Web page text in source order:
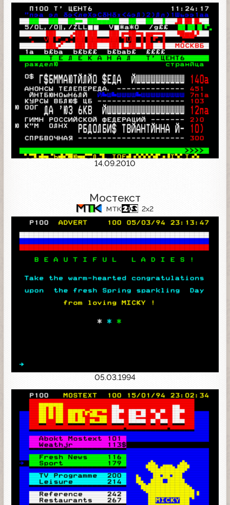
14.09.2010
Мостекст
МТК 2x2
05.03.1994